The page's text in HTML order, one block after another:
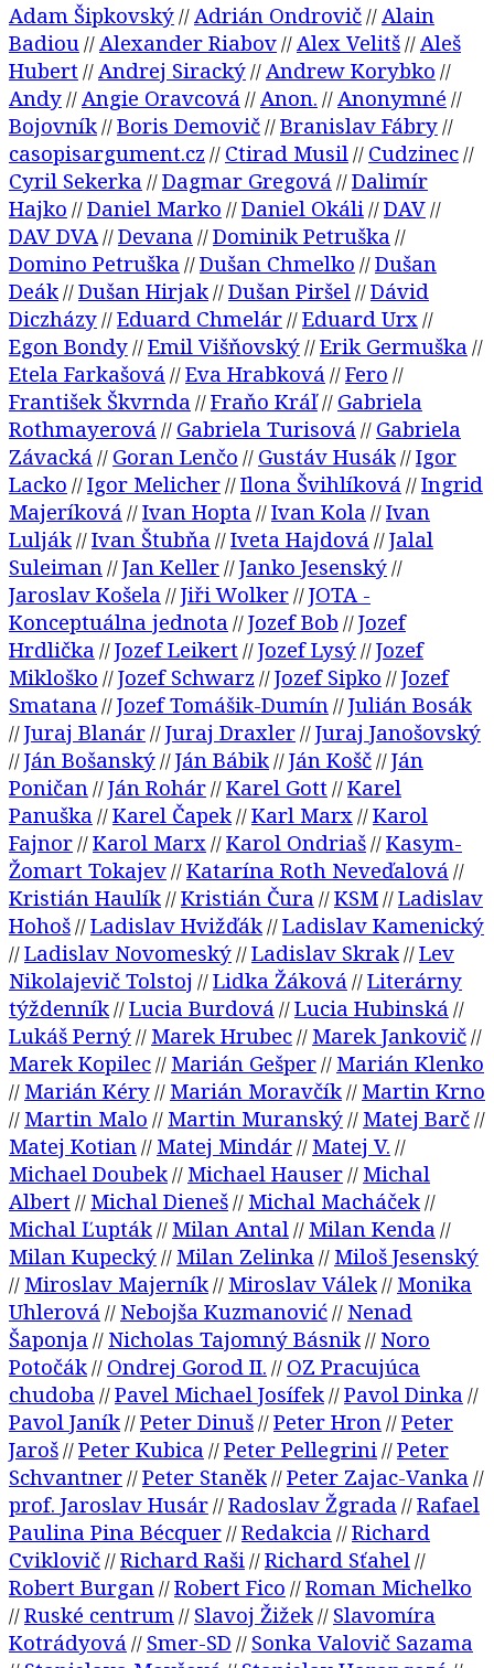
Adam Šipkovský//Adrián Ondrovič//Alain
Badiou//Alexander Riabov//Alex Velitš//Aleš
Hubert//Andrej Siracký//Andrew Korybko //
Andy//Angie Oravcová //Anon. //Anonymné //
Bojovník//Boris Demovič//Branislav Fábry//
casopisargument.cz // Ctirad Musil// Cudzinec//
Cyril Sekerka //Dagmar Gregová //Dalimír
Hajko //Daniel Marko //Daniel Okáli//DAV//
DAV DVA//Devana //Dominik Petruška //
Domino Petruška //Dušan Chmelko //Dušan
Deák//Dušan Hirjak//Dušan Piršel//Dávid
Diczházy//Eduard Chmelár//Eduard Urx//
Egon Bondy//Emil Višňovský//Erik Germuška //
Etela Farkašová //Eva Hrabková //Fero //
František Škvrnda //Fraňo Kráľ// Gabriela
Rothmayerová // Gabriela Turisová // Gabriela
Závacká // Goran Lenčo // Gustáv Husák//Igor
Lacko //Igor Melicher//Ilona Švihlíková //Ingrid
Majeríková //Ivan Hopta //Ivan Kola //Ivan
Lulják//Ivan Štubňa //Iveta Hajdová //Jalal
Suleiman//Jan Keller//Janko Jesenský//
Jaroslav Košela //Jiři Wolker//JOTA -
Konceptuálna jednota //Jozef Bob //Jozef
Hrdlička //Jozef Leikert//Jozef Lysý//Jozef
Mikloško //Jozef Schwarz //Jozef Sipko //Jozef
Smatana //Jozef Tomášik-Dumín//Julián Bosák
//Juraj Blanár//Juraj Draxler//Juraj Janošovský
//Ján Bošanský//Ján Bábik//Ján Košč//Ján
Poničan//Ján Rohár//Karel Gott//Karel
Panuška //Karel Čapek//Karl Marx//Karol
Fajnor//Karol Marx//Karol Ondriaš//Kasym-
Žomart Tokajev//Katarína Roth Neveďalová //
Kristián Haulík//Kristián Čura //KSM//Ladislav
Hohoš//Ladislav Hvižďák//Ladislav Kamenický
//Ladislav Novomeský//Ladislav Skrak//Lev
Nikolajevič Tolstoj //Lidka Žáková //Literárny
týždenník//Lucia Burdová //Lucia Hubinská //
Lukáš Perný// Marek Hrubec// Marek Jankovič//
Marek Kopilec// Marián Gešper// Marián Klenko
// Marián Kéry// Marián Moravčík// Martin Krno
// Martin Malo // Martin Muranský// Matej Barč//
Matej Kotian// Matej Mindár// Matej V. //
Michael Doubek// Michael Hauser// Michal
Albert// Michal Dieneš// Michal Macháček//
Michal Ľupták// Milan Antal// Milan Kenda //
Milan Kupecký// Milan Zelinka // Miloš Jesenský
// Miroslav Majerník// Miroslav Válek// Monika
Uhlerová // Nebojša Kuzmanović// Nenad
Šaponja // Nicholas Tajomný Básnik// Noro
Potočák// Ondrej Gorod II. // OZ Pracujúca
chudoba //Pavel Michael Josífek//Pavol Dinka //
Pavol Janík//Peter Dinuš//Peter Hron//Peter
Jaroš//Peter Kubica //Peter Pellegrini//Peter
Schvantner//Peter Staněk//Peter Zajac-Vanka //
prof. Jaroslav Husár//Radoslav Žgrada //Rafael
Paulina Pina Bécquer//Redakcia //Richard
Cviklovič//Richard Raši//Richard Sťahel//
Robert Burgan//Robert Fico //Roman Michelko
//Ruské centrum// Slavoj Žižek// Slavomíra
Kotrádyová // Smer-SD // Sonka Valovič Sazama